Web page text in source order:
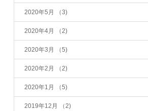
2020年5月 （3)
2020年4月 （2)
2020年3月 （5)
2020年2月 （2)
2020年1月 （5)
2019年12月 （2)